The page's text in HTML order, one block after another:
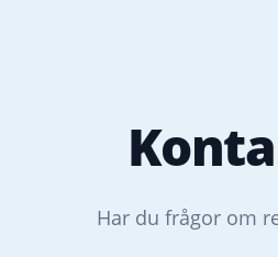
Har du frågor om